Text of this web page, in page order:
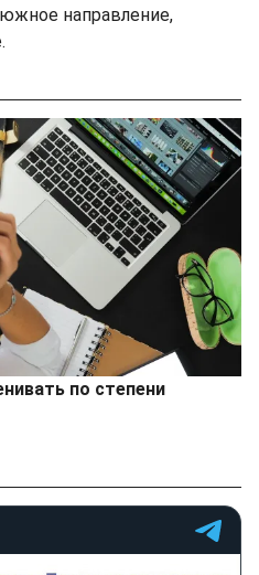
направление,
по степени